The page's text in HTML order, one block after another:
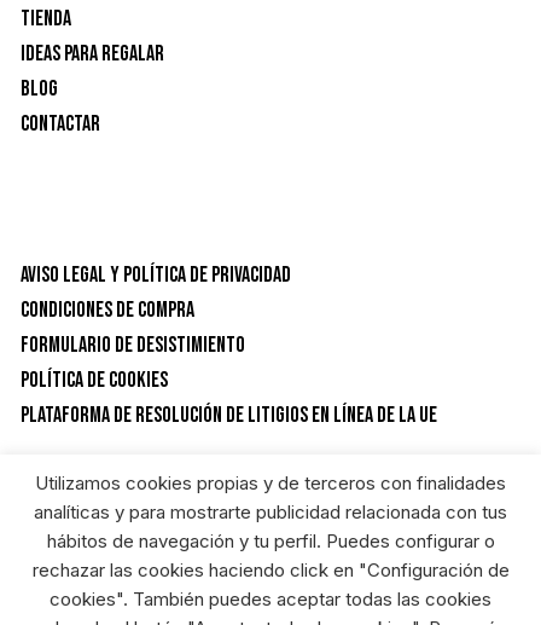
Tienda
Ideas para Regalar
Blog
Contactar
Aviso Legal y Política de privacidad
Condiciones de Compra
Formulario de desistimiento
Política de Cookies
Plataforma de resolución de litigios en línea de la UE
CATEGORÍAS DEL PRODUCTO
×
Lijas, limas y cepillos
Utilizamos cookies propias y de terceros con finalidades
analíticas y para mostrarte publicidad relacionada con tus
hábitos de navegación y tu perfil. Puedes configurar o
rechazar las cookies haciendo click en "Configuración de
cookies". También puedes aceptar todas las cookies